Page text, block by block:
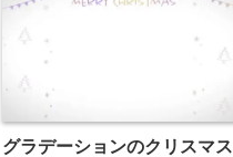
グラデーションのクリスマス